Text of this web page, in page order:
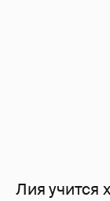
Лия учится